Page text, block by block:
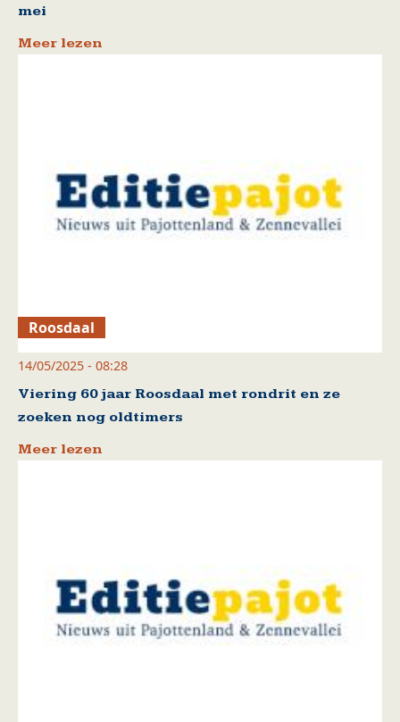
mei
Meer lezen
Roosdaal
14/05/2025 - 08:28
Viering 60 jaar Roosdaal met rondrit en ze
zoeken nog oldtimers
Meer lezen